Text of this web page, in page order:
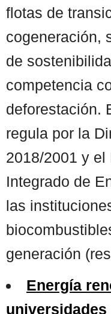
flotas de
cogeneración,
de
competencia
deforestación.
regula por la
2018/2001 y el
Integrado de
las
generación
Energía
universidades